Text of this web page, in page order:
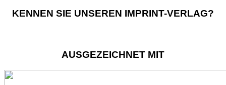
KENNEN SIE UNSEREN IMPRINT-VERLAG?
AUSGEZEICHNET MIT